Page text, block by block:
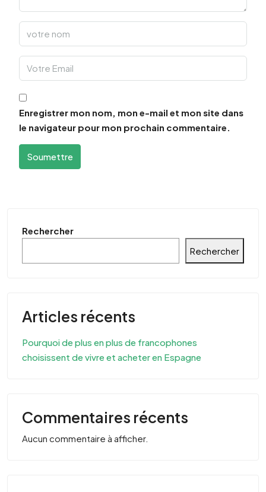
Enregistrer mon nom, mon e-mail et mon site dans
le navigateur pour mon prochain commentaire.
Soumettre
Rechercher
Rechercher
Articles récents
Pourquoi de plus en plus de francophones
choisissent de vivre et acheter en Espagne
Commentaires récents
Aucun commentaire à afficher.